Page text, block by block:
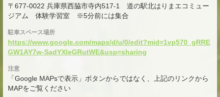
〒677-0022 兵庫県西脇市寺内517-1 道の駅北はりまエコミュー
ジアム 体験学習室 ※5分前には集合
駐車スペース場所
https://www.google.com/maps/d/u/0/edit?mid=1vp570_gRRE
GW1AY7w-SadYXleGRutWE&usp=sharing
注意
「Google MAPsで表示」ボタンからではなく、上記のリンクから
MAPをご覧ください